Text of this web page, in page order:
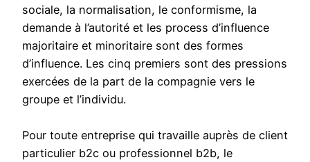
sociale, la normalisation, le conformisme, la
demande à l’autorité et les process d’influence
majoritaire et minoritaire sont des formes
d’influence. Les cinq premiers sont des pressions
exercées de la part de la compagnie vers le
groupe et l’individu.
Pour toute entreprise qui travaille auprès de client
particulier b2c ou professionnel b2b, le